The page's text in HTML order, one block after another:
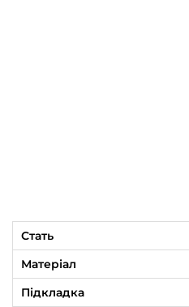
Стать
Матеріал
Підкладка